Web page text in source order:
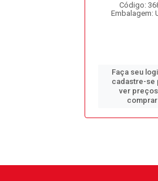
Código:
Embalagem:
Faça seu
cadastre-se
ver
comprar